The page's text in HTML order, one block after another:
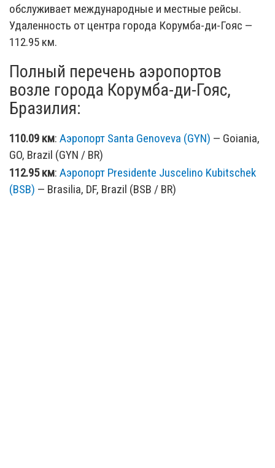
обслуживает международные и местные рейсы.
Удаленность от центра города Корумба-ди-Гояс —
112.95 км.
Полный перечень аэропортов
возле города Корумба-ди-Гояс,
Бразилия:
110.09 км: Аэропорт Santa Genoveva (GYN) — Goiania,
GO, Brazil (GYN / BR)
112.95 км: Аэропорт Presidente Juscelino Kubitschek
(BSB) — Brasilia, DF, Brazil (BSB / BR)